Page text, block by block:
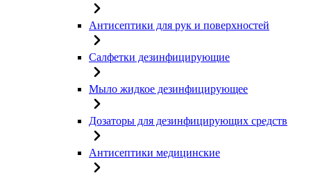
Антисептики для рук и поверхностей
Салфетки дезинфицирующие
Мыло жидкое дезинфицирующее
Дозаторы для дезинфицирующих средств
Антисептики медицинские